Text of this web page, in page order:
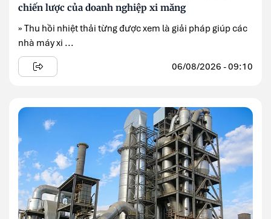
chiến lược của doanh nghiệp xi măng
» Thu hồi nhiệt thải từng được xem là giải pháp giúp các
nhà máy xi ...
06/08/2026 - 09:10